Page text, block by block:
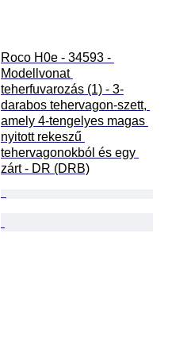
Roco H0e - 34593 -
Modellvonat
teherfuvarozás (1) - 3-
darabos tehervagon-szett,
amely 4-tengelyes magas
nyitott rekeszű
tehervagonokból és egy
zárt - DR (DRB)